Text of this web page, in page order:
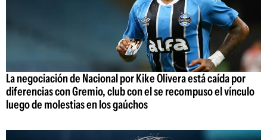
La negociación de Nacional por Kike Olivera está caída por
diferencias con Gremio, club con el se recompuso el vínculo
luego de molestias en los gaúchos